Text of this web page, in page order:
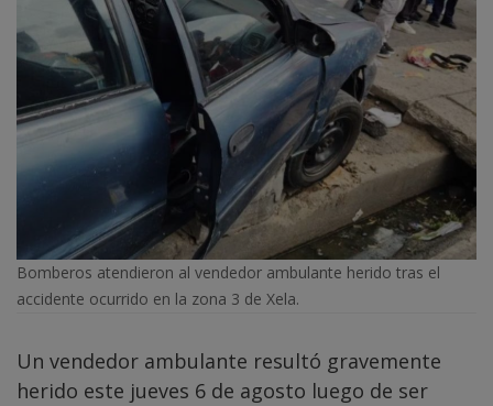
Bomberos atendieron al vendedor ambulante herido tras el
accidente ocurrido en la zona 3 de Xela.
Un vendedor ambulante resultó gravemente
herido este jueves 6 de agosto luego de ser